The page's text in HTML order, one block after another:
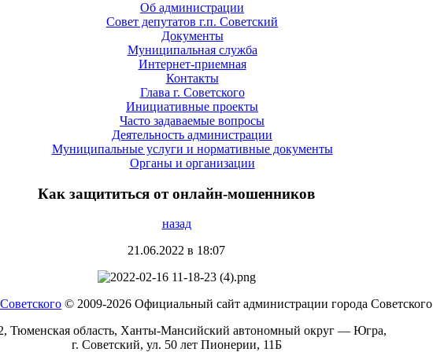
Об администрации
Совет депутатов г.п. Советский
Документы
Муниципальная служба
Интернет-приемная
Контакты
Глава г. Советского
Инициативные проекты
Часто задаваемые вопросы
Деятельность администрации
Муниципальные услуги и нормативные документы
Органы и организации
Как защититься от онлайн-мошенников
назад
21.06.2022 в 18:07
© 2009-2026 Официальный сайт администрации города Советского
Тюменская область, Ханты-Мансийский автономный округ — Югра,
г. Советский, ул. 50 лет Пионерии, 11Б